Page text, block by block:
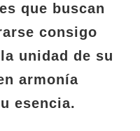
que buscan
consigo
unidad de su
armonía
esencia.